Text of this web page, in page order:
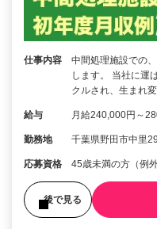
仕事内容
中間処理施設での
します。 当社に運
クルされ、生まれ
給与 月給240,000円～
勤務地 千葉県野田市中里
応募資格 45歳未満の方（例
後で見る